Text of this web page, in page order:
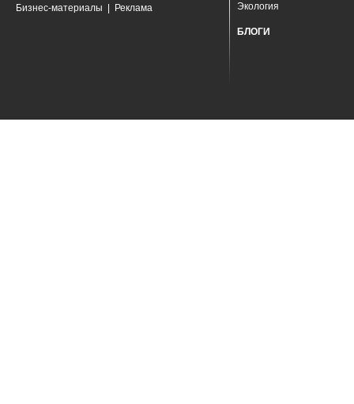
Бизнес-материалы Реклама
Экология
БЛОГИ